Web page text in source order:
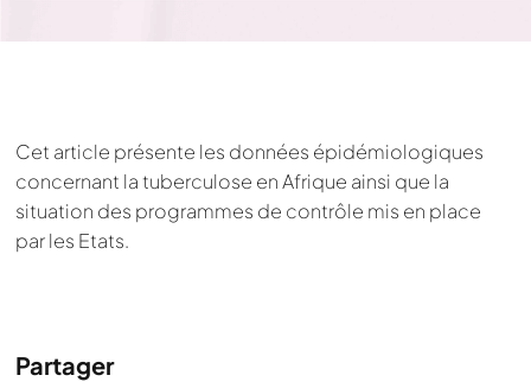
Cet article présente les données épidémiologiques
concernant la tuberculose en Afrique ainsi que la
situation des programmes de contrôle mis en place
par les Etats.
Partager